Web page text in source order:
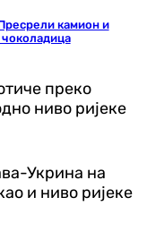
камион и
преко
ниво ријеке
Укрина на
и ниво ријеке